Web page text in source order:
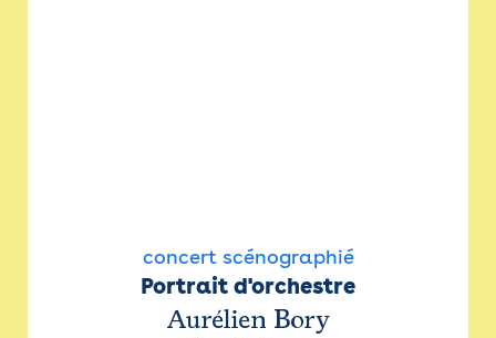
concert scénographié
Portrait d'orchestre
Aurélien Bory